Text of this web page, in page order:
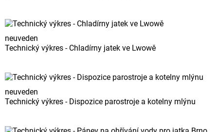
neuveden
Technický výkres - Chladírny jatek ve Lwowě
neuveden
Technický výkres - Dispozice parostroje a kotelny mlýnu